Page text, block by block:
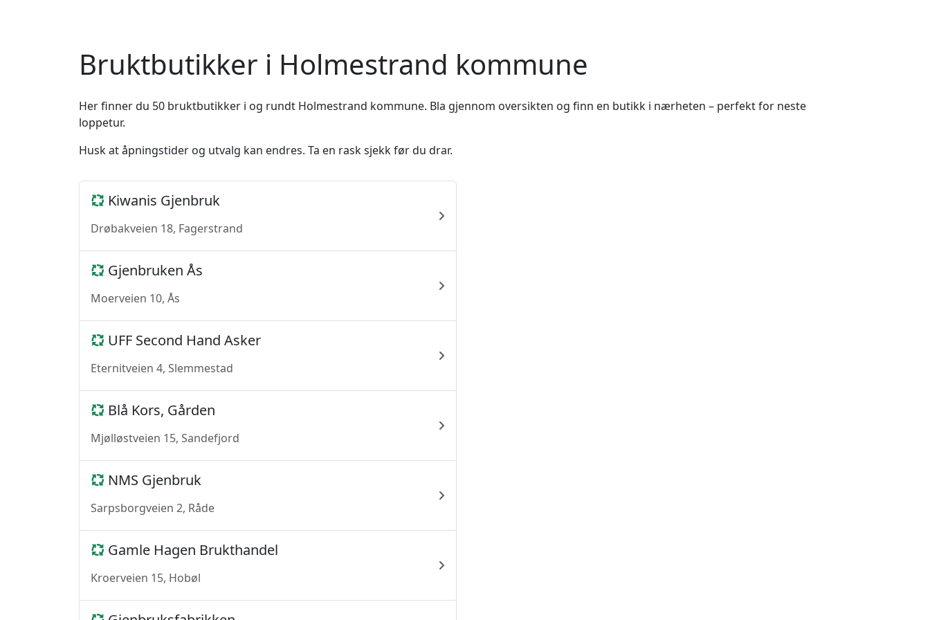
Bruktbutikker i Holmestrand kommune
Her finner du 50 bruktbutikker i og rundt Holmestrand kommune. Bla gjennom oversikten og finn en butikk i nærheten – perfekt for neste
loppetur.
Husk at åpningstider og utvalg kan endres. Ta en rask sjekk før du drar.
Kiwanis Gjenbruk
Drøbakveien 18, Fagerstrand
Gjenbruken Ås
Moerveien 10, Ås
UFF Second Hand Asker
Eternitveien 4, Slemmestad
Blå Kors, Gården
Mjølløstveien 15, Sandefjord
NMS Gjenbruk
Sarpsborgveien 2, Råde
Gamle Hagen Brukthandel
Kroerveien 15, Hobøl